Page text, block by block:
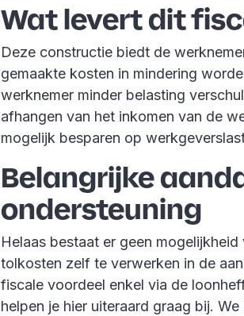
Wat levert dit
Deze constructie biedt de
gemaakte kosten in mindering
werknemer minder belasting
afhangen van het inkomen van de
mogelijk besparen op
Belangrijke
ondersteuning
Helaas bestaat er geen
tolkosten zelf te verwerken in de
fiscale voordeel enkel via de
helpen je hier uiteraard graag bij.